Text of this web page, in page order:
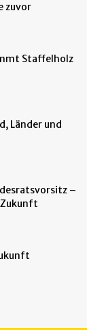
zuvor
Staffelholz
Länder und
–